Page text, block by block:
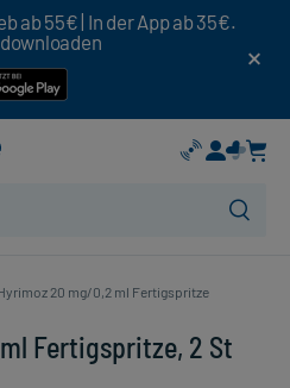
ab 55€ | In der App ab 35€.
20 mg/0,2 ml Fertigspritze
Fertigspritze, 2 St